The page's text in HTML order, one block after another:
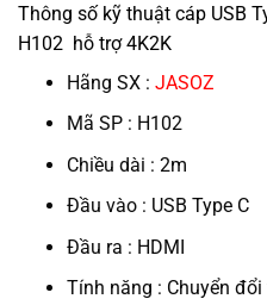
Thông số kỹ thuật cáp USB
H102 hỗ trợ 4K2K
Hãng SX : JASOZ
Mã SP : H102
Chiều dài : 2m
Đầu vào : USB Type C
Đầu ra : HDMI
Tính năng : Chuyển